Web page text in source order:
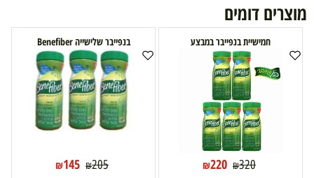
מוצרים דומים
חמישיית בנפייבר במבצע
₪320
₪220
בנפייבר שלישייה Benefiber
₪205
₪145